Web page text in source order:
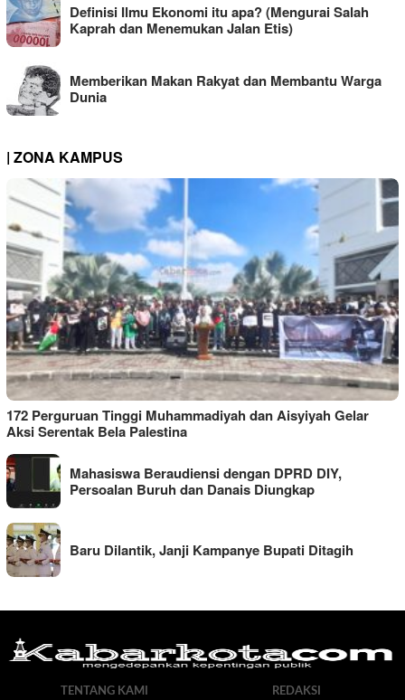
Definisi Ilmu Ekonomi itu apa? (Mengurai Salah
Kaprah dan Menemukan Jalan Etis)
Memberikan Makan Rakyat dan Membantu Warga
Dunia
| ZONA KAMPUS
172 Perguruan Tinggi Muhammadiyah dan Aisyiyah Gelar
Aksi Serentak Bela Palestina
Mahasiswa Beraudiensi dengan DPRD DIY,
Persoalan Buruh dan Danais Diungkap
Baru Dilantik, Janji Kampanye Bupati Ditagih
TENTANG KAMI REDAKSI